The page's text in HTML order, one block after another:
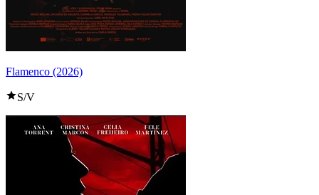
Flamenco (2026)
S/V